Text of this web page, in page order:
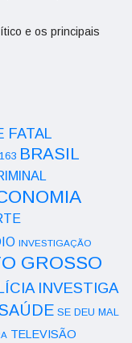
e os principais
FATAL
BRASIL
INVESTIGAÇÃO
GROSSO
INVESTIGA
SE DEU MAL
TELEVISÃO